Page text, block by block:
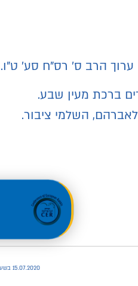
ערוך הרב ס' רס"ח סע' ט"ו.
השלמי ציבור.
15.07.2020 בשעה 14:09